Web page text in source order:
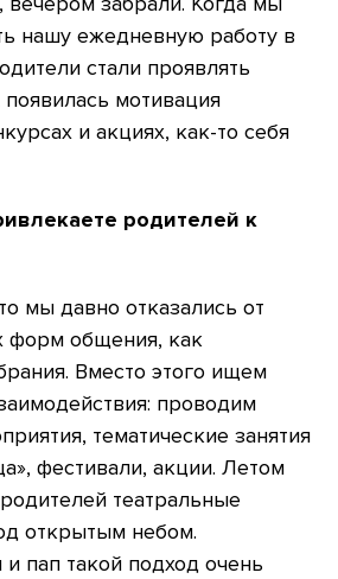
нашу ежедневную работу в
стали проявлять
появилась мотивация
и акциях, как-то себя
родителей к
мы давно отказались от
форм общения, как
Вместо этого ищем
проводим
тематические занятия
фестивали, акции. Летом
театральные
открытым небом.
пап такой подход очень